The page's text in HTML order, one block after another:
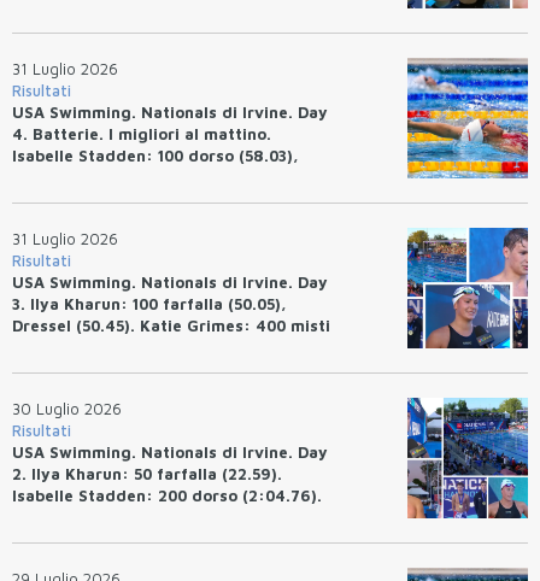
Avakov: 100 rana (58.87).
31 Luglio 2026
Risultati
USA Swimming. Nationals di Irvine. Day
4. Batterie. I migliori al mattino.
Isabelle Stadden: 100 dorso (58.03),
tempo.
31 Luglio 2026
Risultati
USA Swimming. Nationals di Irvine. Day
3. Ilya Kharun: 100 farfalla (50.05),
Dressel (50.45). Katie Grimes: 400 misti
Bottazzo terza nei 50 rana (30.51)
30 Luglio 2026
Risultati
USA Swimming. Nationals di Irvine. Day
2. Ilya Kharun: 50 farfalla (22.59).
Isabelle Stadden: 200 dorso (2:04.76).